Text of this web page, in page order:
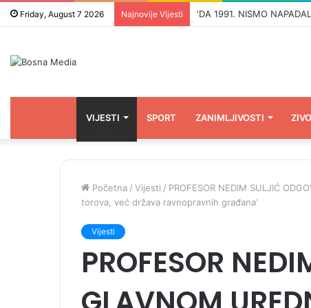
Friday, August 7 2026 Najnovije Vijesti
VIJESTI SPORT ZANIMLJIVOSTI
Početna / Vijesti / PROFESOR NEDIM SULJIĆ
torova, već država ravnopravnih građana’
Vijesti
PROFESOR